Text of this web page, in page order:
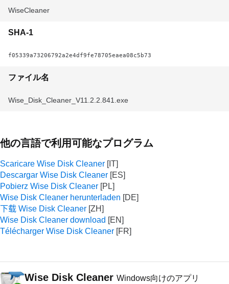
WiseCleaner
SHA-1
f05339a73206792a2e4df9fe78705eaea08c5b73
ファイル名
Wise_Disk_Cleaner_V11.2.2.841.exe
他の言語で利用可能なプログラム
Scaricare Wise Disk Cleaner
Descargar Wise Disk Cleaner
Pobierz Wise Disk Cleaner
Wise Disk Cleaner herunterladen
下载 Wise Disk Cleaner
Wise Disk Cleaner download
Télécharger Wise Disk Cleaner
Wise Disk Cleaner Windows向けのアプリ